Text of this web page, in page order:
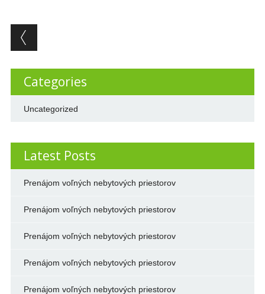
Post navigation
Categories
Uncategorized
Latest Posts
Prenájom voľných nebytových priestorov
Prenájom voľných nebytových priestorov
Prenájom voľných nebytových priestorov
Prenájom voľných nebytových priestorov
Prenájom voľných nebytových priestorov